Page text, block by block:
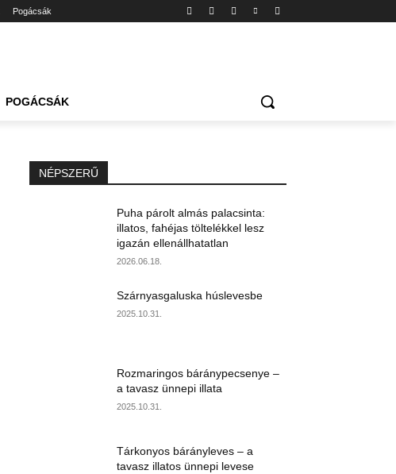
Pogácsák
POGÁCSÁK
NÉPSZERŰ
Puha párolt almás palacsinta:
illatos, fahéjas töltelékkel lesz
igazán ellenállhatatlan
2026.06.18.
Szárnyasgaluska húslevesbe
2025.10.31.
Rozmaringos báránypecsenye –
a tavasz ünnepi illata
2025.10.31.
Tárkonyos bárányleves – a
tavasz illatos ünnepi levese